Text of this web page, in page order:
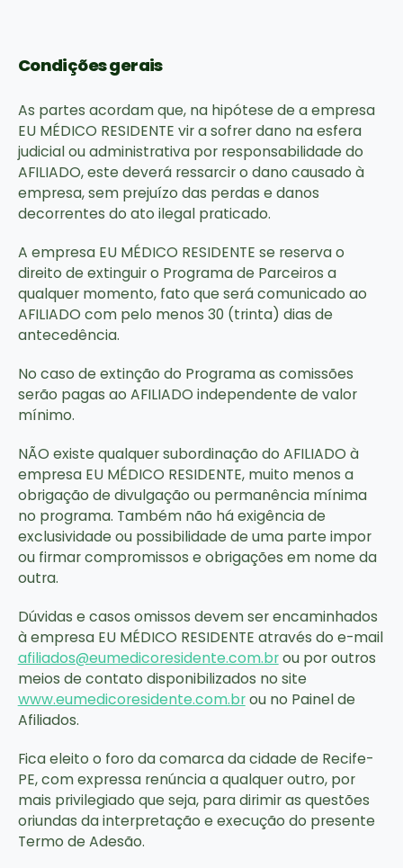
Condições gerais
As partes acordam que, na hipótese de a empresa
EU MÉDICO RESIDENTE vir a sofrer dano na esfera
judicial ou administrativa por responsabilidade do
AFILIADO, este deverá ressarcir o dano causado à
empresa, sem prejuízo das perdas e danos
decorrentes do ato ilegal praticado.
A empresa EU MÉDICO RESIDENTE se reserva o
direito de extinguir o Programa de Parceiros a
qualquer momento, fato que será comunicado ao
AFILIADO com pelo menos 30 (trinta) dias de
antecedência.
No caso de extinção do Programa as comissões
serão pagas ao AFILIADO independente de valor
mínimo.
NÃO existe qualquer subordinação do AFILIADO à
empresa EU MÉDICO RESIDENTE, muito menos a
obrigação de divulgação ou permanência mínima
no programa. Também não há exigência de
exclusividade ou possibilidade de uma parte impor
ou firmar compromissos e obrigações em nome da
outra.
Dúvidas e casos omissos devem ser encaminhados
à empresa EU MÉDICO RESIDENTE através do e-mail
afiliados@eumedicoresidente.com.brou por outros
meios de contato disponibilizados no site
www.eumedicoresidente.com.brou no Painel de
Afiliados.
Fica eleito o foro da comarca da cidade de Recife-
PE, com expressa renúncia a qualquer outro, por
mais privilegiado que seja, para dirimir as questões
oriundas da interpretação e execução do presente
Termo de Adesão.